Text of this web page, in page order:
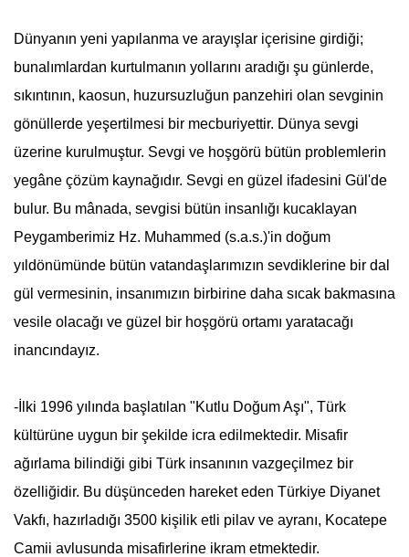
Dünyanın yeni yapılanma ve arayışlar içerisine girdiği;
bunalımlardan kurtulmanın yollarını aradığı şu günlerde,
sıkıntının, kaosun, huzursuzluğun panzehiri olan sevginin
gönüllerde yeşertilmesi bir mecburiyettir. Dünya sevgi
üzerine kurulmuştur. Sevgi ve hoşgörü bütün problemlerin
yegâne çözüm kaynağıdır. Sevgi en güzel ifadesini Gül'de
bulur. Bu mânada, sevgisi bütün insanlığı kucaklayan
Peygamberimiz Hz. Muhammed (s.a.s.)'in doğum
yıldönümünde bütün vatandaşlarımızın sevdiklerine bir dal
gül vermesinin, insanımızın birbirine daha sıcak bakmasına
vesile olacağı ve güzel bir hoşgörü ortamı yaratacağı
inancındayız.
-İlki 1996 yılında başlatılan "Kutlu Doğum Aşı", Türk
kültürüne uygun bir şekilde icra edilmektedir. Misafir
ağırlama bilindiği gibi Türk insanının vazgeçilmez bir
özelliğidir. Bu düşünceden hareket eden Türkiye Diyanet
Vakfı, hazırladığı 3500 kişilik etli pilav ve ayranı, Kocatepe
Camii avlusunda misafirlerine ikram etmektedir.